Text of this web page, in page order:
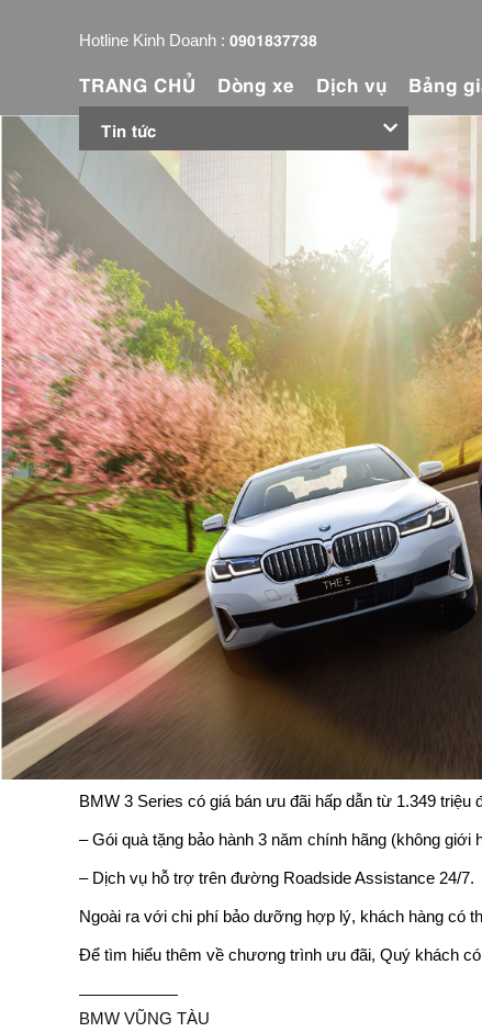
Hotline Kinh Doanh : 0901837738
TRANG CHỦ Dòng xe Dịch vụ Bảng
Tin tức
BMW 3 Series có giá bán ưu đãi hấp dẫn từ 1.349 triệu
– Gói quà tặng bảo hành 3 năm chính hãng (không giới
– Dịch vụ hỗ trợ trên đường Roadside Assistance 24/7.
Ngoài ra với chi phí bảo dưỡng hợp lý, khách hàng có
Để tìm hiểu thêm về chương trình ưu đãi, Quý khách
——————
BMW VŨNG TÀU